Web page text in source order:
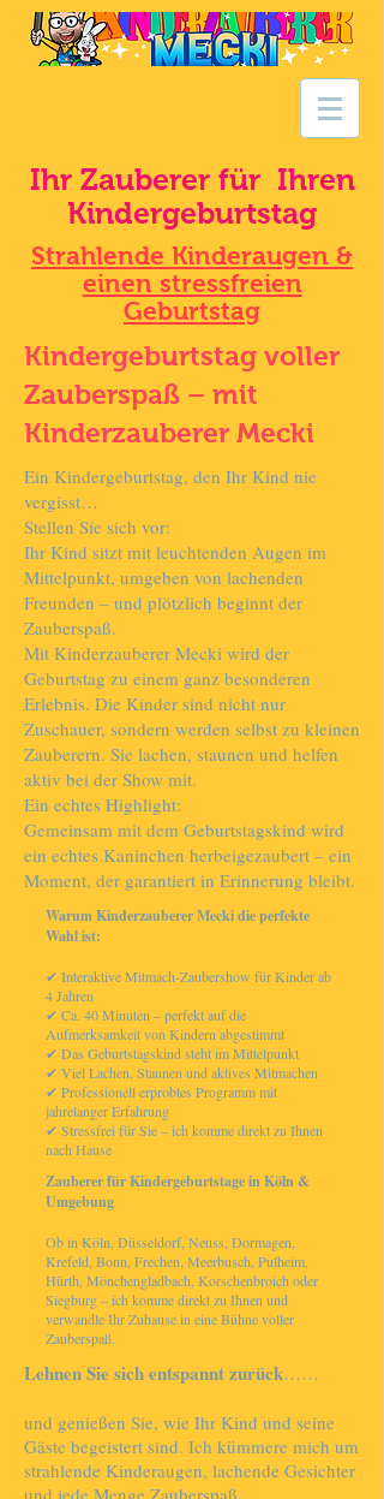
Ihr Zauberer für Ihren
Kindergeburtstag
Strahlende Kinderaugen &
einen stressfreien
Geburtstag
Kindergeburtstag voller
Zauberspaß – mit
Kinderzauberer Mecki
Ein Kindergeburtstag, den Ihr Kind nie
vergisst…
Stellen Sie sich vor:
Ihr Kind sitzt mit leuchtenden Augen im
Mittelpunkt, umgeben von lachenden
Freunden – und plötzlich beginnt der
Zauberspaß.
Mit Kinderzauberer Mecki wird der
Geburtstag zu einem ganz besonderen
Erlebnis. Die Kinder sind nicht nur
Zuschauer, sondern werden selbst zu kleinen
Zauberern. Sie lachen, staunen und helfen
aktiv bei der Show mit.
Ein echtes Highlight:
Gemeinsam mit dem Geburtstagskind wird
ein echtes Kaninchen herbeigezaubert – ein
Moment, der garantiert in Erinnerung bleibt.
Warum Kinderzauberer Mecki die perfekte
Wahl ist:
✔ Interaktive Mitmach-Zaubershow für Kinder ab
4 Jahren
✔ Ca. 40 Minuten – perfekt auf die
Aufmerksamkeit von Kindern abgestimmt
✔ Das Geburtstagskind steht im Mittelpunkt
✔ Viel Lachen, Staunen und aktives Mitmachen
✔ Professionell erprobtes Programm mit
jahrelanger Erfahrung
✔ Stressfrei für Sie – ich komme direkt zu Ihnen
nach Hause
Zauberer für Kindergeburtstage in Köln &
Umgebung
Ob in Köln, Düsseldorf, Neuss, Dormagen,
Krefeld, Bonn, Frechen, Meerbusch, Pulheim,
Hürth, Mönchengladbach, Korschenbroich oder
Siegburg – ich komme direkt zu Ihnen und
verwandle Ihr Zuhause in eine Bühne voller
Zauberspaß.
Lehnen Sie sich entspannt zurück……
und genießen Sie, wie Ihr Kind und seine
Gäste begeistert sind. Ich kümmere mich um
strahlende Kinderaugen, lachende Gesichter
und jede Menge Zauberspaß.